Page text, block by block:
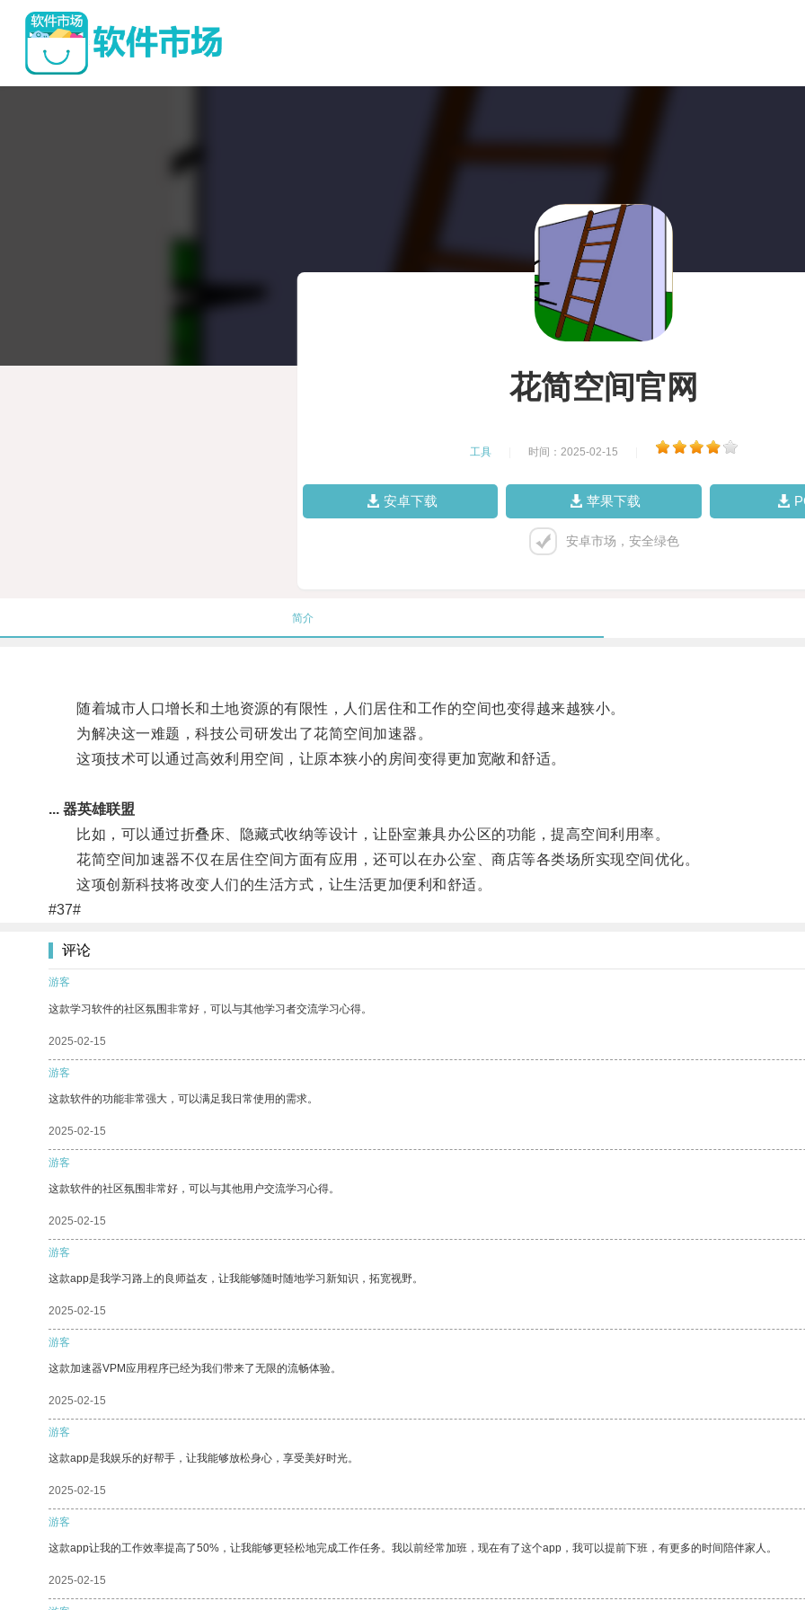
花简空间官网
工具 时间：2025-02-15
安卓下载 苹果下载
安卓市场，安全绿色
简介
随着城市人口增长和土地资源的有限性，人们居住和工作的空间也变得越来越狭小。
为解决这一难题，科技公司研发出了花简空间加速器。
这项技术可以通过高效利用空间，让原本狭小的房间变得更加宽敞和舒适。
... 器英雄联盟
比如，可以通过折叠床、隐藏式收纳等设计，让卧室兼具办公区的功能，提高空间利用率。
花简空间加速器不仅在居住空间方面有应用，还可以在办公室、商店等各类场所实现空间优化。
这项创新科技将改变人们的生活方式，让生活更加便利和舒适。
#37#
评论
游客
这款学习软件的社区氛围非常好，可以与其他学习者交流学习心得。
2025-02-15
游客
这款软件的功能非常强大，可以满足我日常使用的需求。
2025-02-15
游客
这款软件的社区氛围非常好，可以与其他用户交流学习心得。
2025-02-15
游客
这款app是我学习路上的良师益友，让我能够随时随地学习新知识，拓宽视野。
2025-02-15
游客
这款加速器VPM应用程序已经为我们带来了无限的流畅体验。
2025-02-15
游客
这款app是我娱乐的好帮手，让我能够放松身心，享受美好时光。
2025-02-15
游客
这款app让我的工作效率提高了50%，让我能够更轻松地完成工作任务。我以前经常加班，现在有了这个app，我可以提前下班，有更多的时间陪伴家人。
2025-02-15